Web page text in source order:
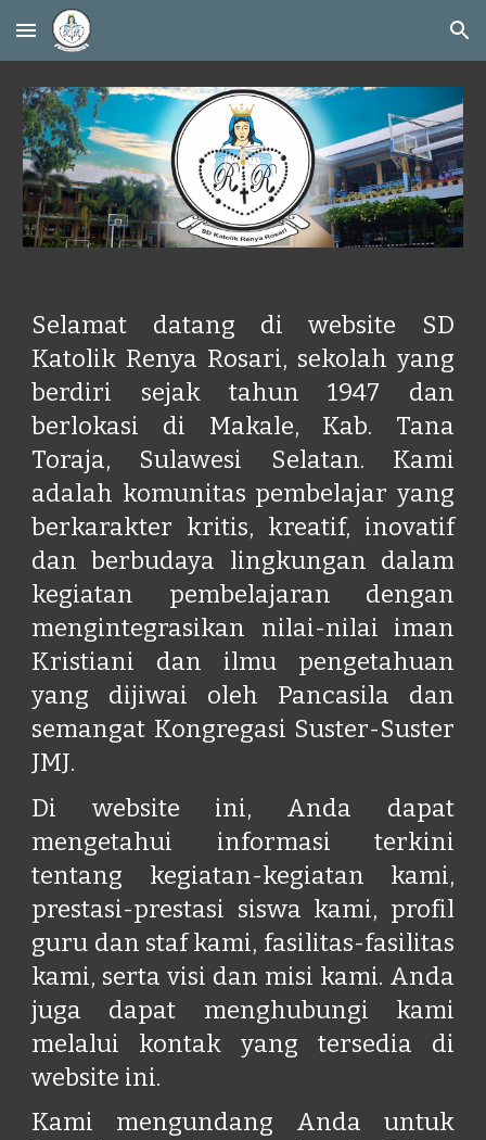
Skip to main content Skip to navigation
Selamat datang di website SD
Katolik Renya Rosari, sekolah yang
berdiri sejak tahun 1947 dan
berlokasi di Makale, Kab. Tana
Toraja, Sulawesi Selatan. Kami
adalah komunitas pembelajar yang
berkarakter kritis, kreatif, inovatif
dan berbudaya lingkungan dalam
kegiatan pembelajaran dengan
mengintegrasikan nilai-nilai iman
Kristiani dan ilmu pengetahuan
yang dijiwai oleh Pancasila dan
semangat Kongregasi Suster-Suster
JMJ.
Di website ini, Anda dapat
mengetahui informasi terkini
tentang kegiatan-kegiatan kami,
prestasi-prestasi siswa kami, profil
guru dan staf kami, fasilitas-fasilitas
kami, serta visi dan misi kami. Anda
juga dapat menghubungi kami
melalui kontak yang tersedia di
website ini.
Kami mengundang Anda untuk